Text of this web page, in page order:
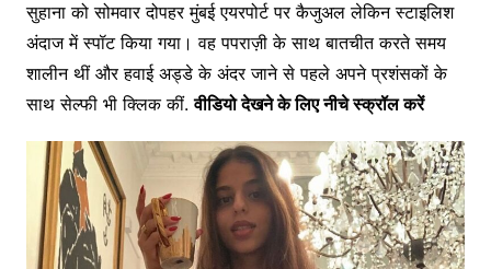
सुहाना को सोमवार दोपहर मुंबई एयरपोर्ट पर कैजुअल लेकिन स्टाइलिश
अंदाज में स्पॉट किया गया। वह पपराज़ी के साथ बातचीत करते समय
शालीन थीं और हवाई अड्डे के अंदर जाने से पहले अपने प्रशंसकों के
साथ सेल्फी भी क्लिक कीं.वीडियो देखने के लिए नीचे स्क्रॉल करें